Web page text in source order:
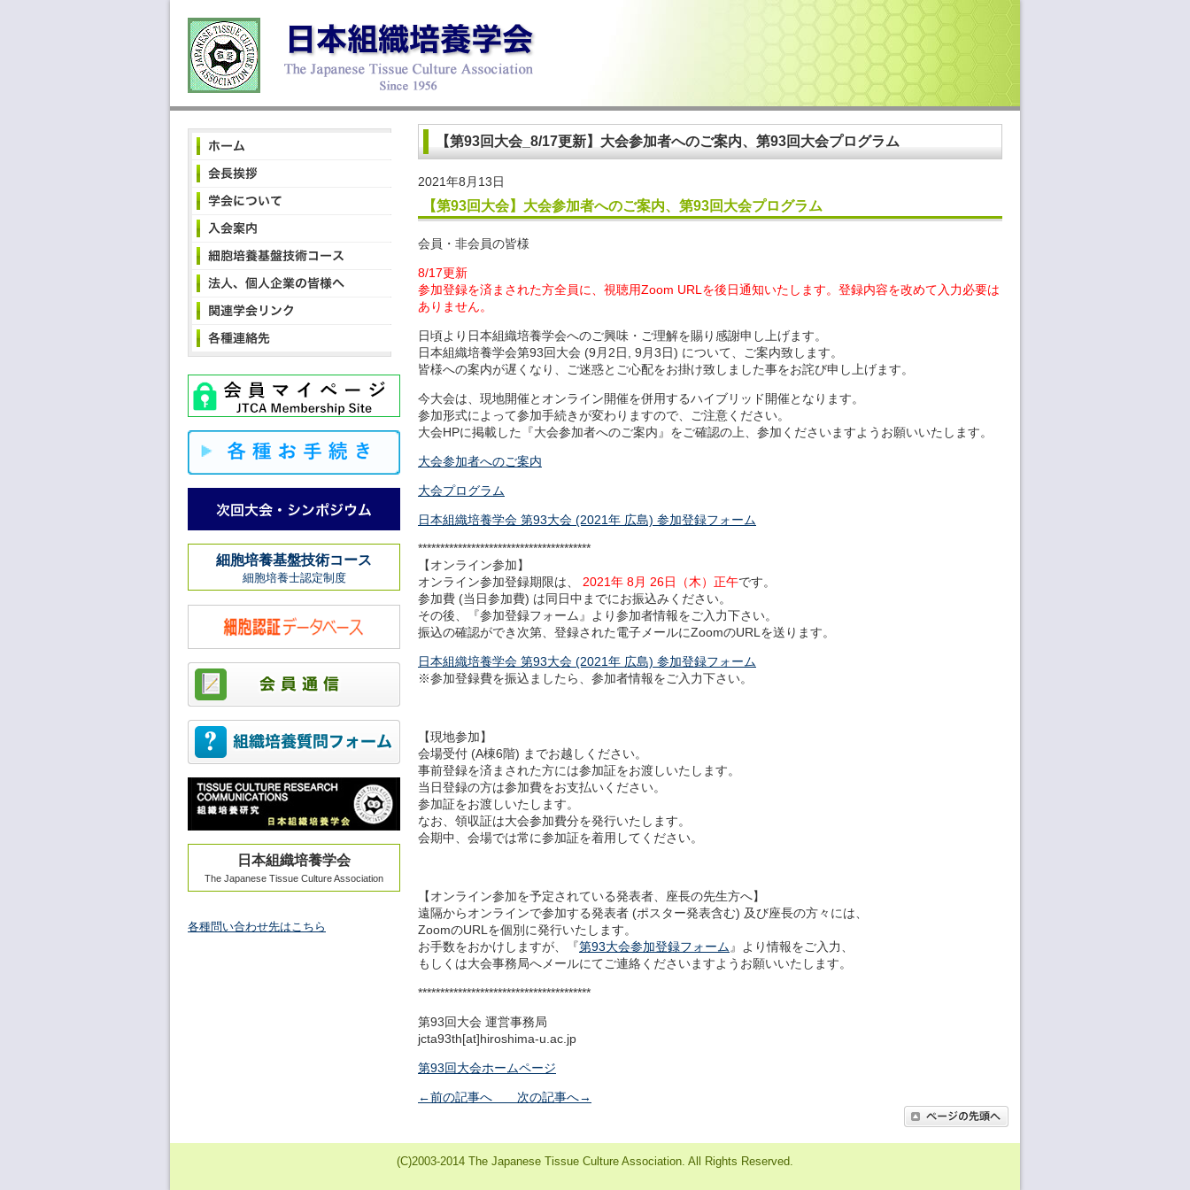
細胞培養基盤技術コース
細胞培養士認定制度
日本組織培養学会
The Japanese Tissue Culture Association
各種問い合わせ先はこちら
【第93回大会_8/17更新】大会参加者へのご案内、第93回大会プログラム
2021年8月13日
【第93回大会】大会参加者へのご案内、第93回大会プログラム
会員・非会員の皆様
8/17更新
参加登録を済まされた方全員に、視聴用Zoom URLを後日通知いたします。登録内容を改めて入力必要は
ありません。
日頃より日本組織培養学会へのご興味・ご理解を賜り感謝申し上げます。
日本組織培養学会第93回大会 (9月2日, 9月3日) について、ご案内致します。
皆様への案内が遅くなり、ご迷惑とご心配をお掛け致しました事をお詫び申し上げます。
今大会は、現地開催とオンライン開催を併用するハイブリッド開催となります。
参加形式によって参加手続きが変わりますので、ご注意ください。
大会HPに掲載した『大会参加者へのご案内』をご確認の上、参加くださいますようお願いいたします。
大会参加者へのご案内
大会プログラム
日本組織培養学会 第93大会 (2021年 広島) 参加登録フォーム
***************************************
【オンライン参加】
オンライン参加登録期限は、
2021年 8月 26日（木）正午です。
参加費 (当日参加費) は同日中までにお振込みください。
その後、『参加登録フォーム』より参加者情報をご入力下さい。
振込の確認ができ次第、登録された電子メールにZoomのURLを送ります。
日本組織培養学会 第93大会 (2021年 広島) 参加登録フォーム
※参加登録費を振込ましたら、参加者情報をご入力下さい。
【現地参加】
会場受付 (A棟6階) までお越しください。
事前登録を済まされた方には参加証をお渡しいたします。
当日登録の方は参加費をお支払いください。
参加証をお渡しいたします。
なお、領収証は大会参加費分を発行いたします。
会期中、会場では常に参加証を着用してください。
【オンライン参加を予定されている発表者、座長の先生方へ】
遠隔からオンラインで参加する発表者 (ポスター発表含む) 及び座長の方々には、
ZoomのURLを個別に発行いたします。
お手数をおかけしますが、『第93大会参加登録フォーム 』より情報をご入力、
もしくは大会事務局へメールにてご連絡くださいますようお願いいたします。
***************************************
第93回大会 運営事務局
jcta93th[at]hiroshima-u.ac.jp
第93回大会ホームページ
←前の記事へ 次の記事へ→
(C)2003-2014 The Japanese Tissue Culture Association. All Rights Reserved.